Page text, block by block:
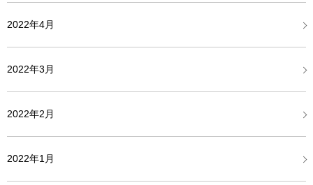
2022年4月
2022年3月
2022年2月
2022年1月